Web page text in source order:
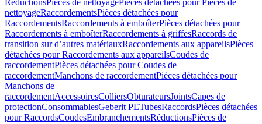
RéductionsPièces de nettoyagePièces détachées pour Pièces de
nettoyageRaccordementsPièces détachées pour
RaccordementsRaccordements à emboîterPièces détachées pour
Raccordements à emboîterRaccordements à griffesRaccords de
transition sur d’autres matériauxRaccordements aux appareilsPièces
détachées pour Raccordements aux appareilsCoudes de
raccordementPièces détachées pour Coudes de
raccordementManchons de raccordementPièces détachées pour
Manchons de
raccordementAccessoiresColliersObturateursJointsCapes de
protectionConsommablesGeberit PETubesRaccordsPièces détachées
pour RaccordsCoudesEmbranchementsRéductionsPièces de